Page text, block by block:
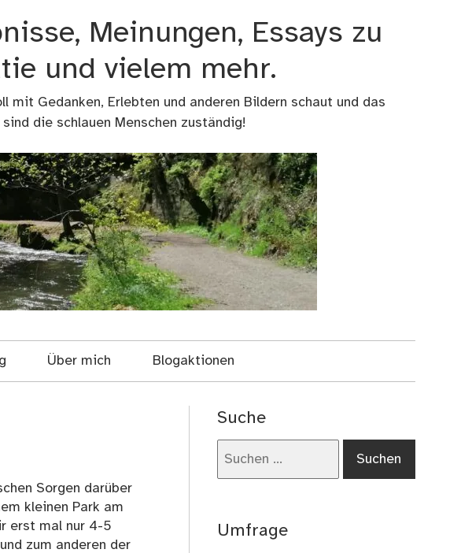
Meinungen, Essays zu
und vielem mehr.
Gedanken, Erlebten und anderen Bildern schaut und das
die schlauen Menschen zuständig!
Über mich Blogaktionen
Sorgen darüber
kleinen Park am
erst mal nur 4-5
zum anderen der
Suche
Umfrage